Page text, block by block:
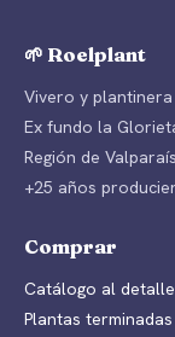
🌱 Roelplant
Vivero y
Ex fundo la
Región de
+25 años
Comprar
Catálogo al detalle
Plantas